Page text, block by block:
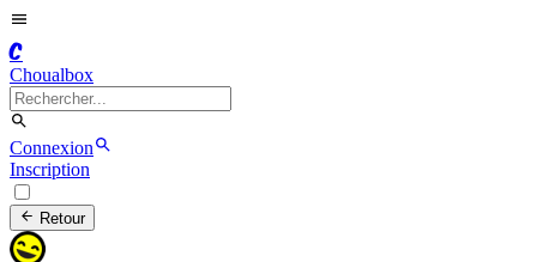
C
Choualbox
Connexion
Inscription
Retour